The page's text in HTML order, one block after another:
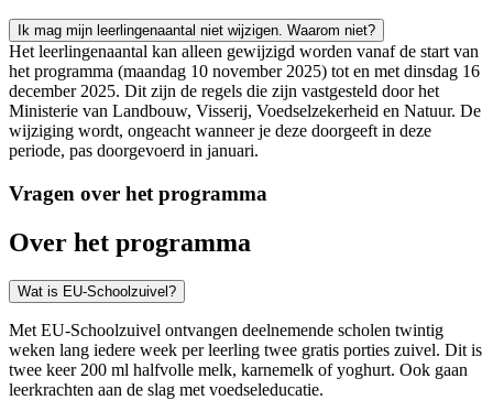
Ik mag mijn leerlingenaantal niet wijzigen. Waarom niet?
Het leerlingenaantal kan alleen gewijzigd worden vanaf de start van
het programma (maandag 10 november 2025) tot en met dinsdag 16
december 2025. Dit zijn de regels die zijn vastgesteld door het
Ministerie van Landbouw, Visserij, Voedselzekerheid en Natuur. De
wijziging wordt, ongeacht wanneer je deze doorgeeft in deze
periode, pas doorgevoerd in januari.
Vragen over het programma
Over het programma
Wat is EU-Schoolzuivel?
Met EU-Schoolzuivel ontvangen deelnemende scholen twintig
weken lang iedere week per leerling twee gratis porties zuivel. Dit is
twee keer 200 ml halfvolle melk, karnemelk of yoghurt. Ook gaan
leerkrachten aan de slag met voedseleducatie.